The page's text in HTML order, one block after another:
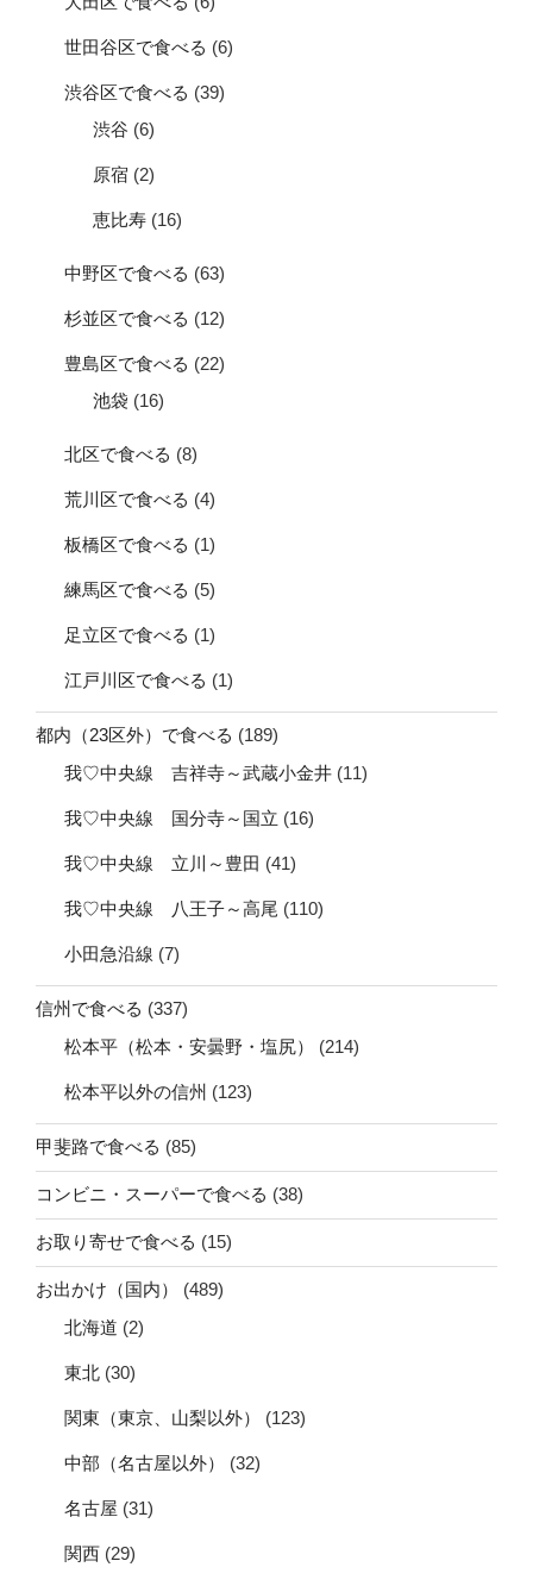
世田谷区で食べる (6)
渋谷区で食べる (39)
渋谷 (6)
原宿 (2)
恵比寿 (16)
中野区で食べる (63)
杉並区で食べる (12)
豊島区で食べる (22)
池袋 (16)
北区で食べる (8)
荒川区で食べる (4)
板橋区で食べる (1)
練馬区で食べる (5)
足立区で食べる (1)
江戸川区で食べる (1)
都内（23区外）で食べる (189)
我♡中央線 吉祥寺～武蔵小金井 (11)
我♡中央線 国分寺～国立 (16)
我♡中央線 立川～豊田 (41)
我♡中央線 八王子～高尾 (110)
小田急沿線 (7)
信州で食べる (337)
松本平（松本・安曇野・塩尻）
(214)
松本平以外の信州 (123)
甲斐路で食べる (85)
コンビニ・スーパーで食べる (38)
お取り寄せで食べる (15)
お出かけ（国内）
(489)
北海道 (2)
東北 (30)
関東（東京、山梨以外） (123)
中部（名古屋以外） (32)
名古屋 (31)
関西 (29)